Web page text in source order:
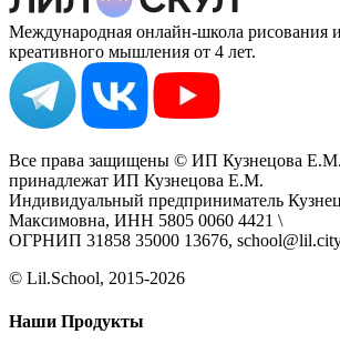
Международная онлайн-школа рисования
креативного мышления от 4 лет.
Все права защищены © ИП Кузнецова
принадлежат ИП Кузнецова Е.М.
Индивидуальный предприниматель
Максимовна, ИНН 5805 0060 4421 \
ОГРНИП 31858 35000 13676,
© Lil.School, 2015‐2026
Наши Продукты